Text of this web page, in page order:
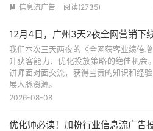
 信息流广告 阅读(2735)
12月4日，广州3天2夜全网营销下
我们本次三天两夜的《全网获客业绩倍
升获客能力、优化投放策略的绝佳机会
讲师面对面交流，获得宝贵的知识和经
展人脉资源。
2026-08-08
优化师必读！加粉行业信息流广告